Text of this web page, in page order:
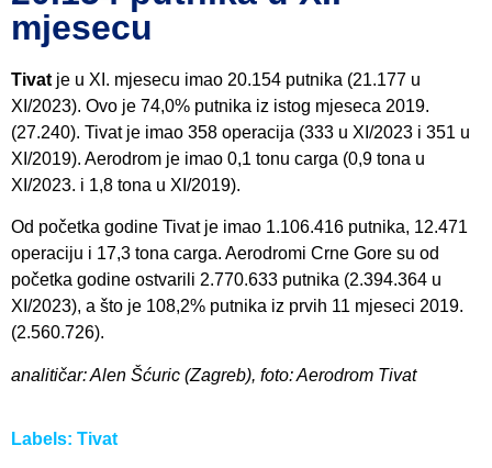
mjesecu
Tivat je u XI. mjesecu imao 20.154 putnika (21.177 u
XI/2023). Ovo je 74,0% putnika iz istog mjeseca 2019.
(27.240). Tivat je imao 358 operacija (333 u XI/2023 i 351 u
XI/2019). Aerodrom je imao 0,1 tonu carga (0,9 tona u
XI/2023. i 1,8 tona u XI/2019).
Od početka godine Tivat je imao 1.106.416 putnika, 12.471
operaciju i 17,3 tona carga. Aerodromi Crne Gore su od
početka godine ostvarili 2.770.633 putnika (2.394.364 u
XI/2023), a što je 108,2% putnika iz prvih 11 mjeseci 2019.
(2.560.726).
analitičar: Alen Šćuric (Zagreb), foto: Aerodrom Tivat
Labels: Tivat